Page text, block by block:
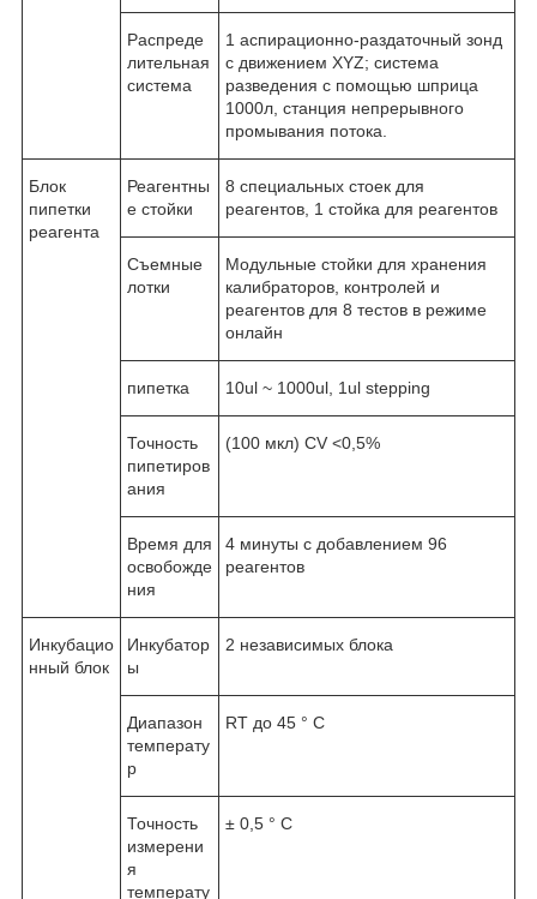
Распреде
лительная
система
1 аспирационно-раздаточный зонд
с движением XYZ; система
разведения с помощью шприца
1000л, станция непрерывного
промывания потока.
Блок
пипетки
реагента
Реагентны
е стойки
8 специальных стоек для
реагентов, 1 стойка для реагентов
Съемные
лотки
Модульные стойки для хранения
калибраторов, контролей и
реагентов для 8 тестов в режиме
онлайн
пипетка 10ul ~ 1000ul, 1ul stepping
Точность
пипетиров
ания
(100 мкл) CV <0,5%
Время для
освобожде
ния
4 минуты с добавлением 96
реагентов
Инкубацио
нный блок
Инкубатор
ы
2 независимых блока
Диапазон
температу
р
RT до 45 ° C
Точность
измерени
я
температу
± 0,5 ° С